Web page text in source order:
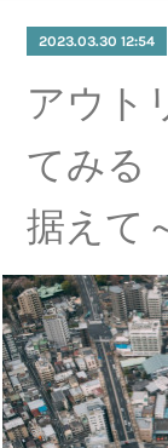
2023.03.30 12:54
アウト
てみる
据えて